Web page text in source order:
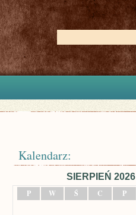
Kalendarz:
SIERPIEŃ 2026
P
W Ś C P